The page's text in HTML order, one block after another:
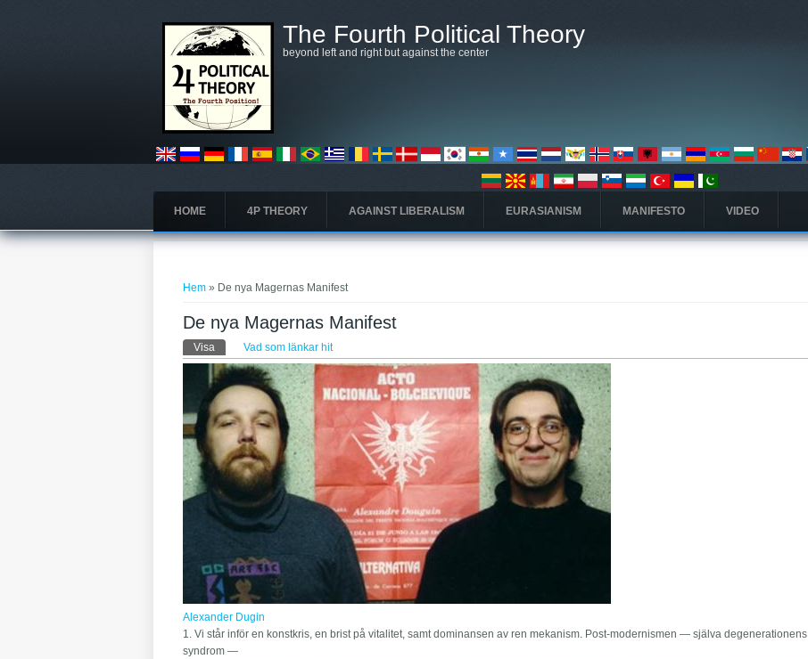
The Fourth Political Theory
beyond left and right but against the center
HOME 4P THEORY AGAINST LIBERALISM EURASIANISM MANIFESTO VIDEO
Hem » De nya Magernas Manifest
De nya Magernas Manifest
Primära flikar
Visa (aktiv flik)Vad som länkar hit
Alexander Dugin
1. Vi står inför en konstkris, en brist på vitalitet, samt dominansen av ren mekanism. Post-modernismen — själva degenerationens
syndrom —